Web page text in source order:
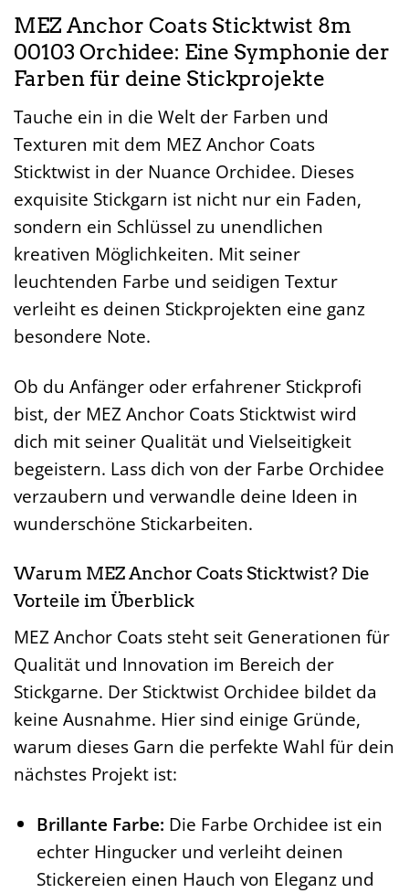
MEZ Anchor Coats Sticktwist 8m
00103 Orchidee: Eine Symphonie der
Farben für deine Stickprojekte
Tauche ein in die Welt der Farben und
Texturen mit dem MEZ Anchor Coats
Sticktwist in der Nuance Orchidee. Dieses
exquisite Stickgarn ist nicht nur ein Faden,
sondern ein Schlüssel zu unendlichen
kreativen Möglichkeiten. Mit seiner
leuchtenden Farbe und seidigen Textur
verleiht es deinen Stickprojekten eine ganz
besondere Note.
Ob du Anfänger oder erfahrener Stickprofi
bist, der MEZ Anchor Coats Sticktwist wird
dich mit seiner Qualität und Vielseitigkeit
begeistern. Lass dich von der Farbe Orchidee
verzaubern und verwandle deine Ideen in
wunderschöne Stickarbeiten.
Warum MEZ Anchor Coats Sticktwist? Die
Vorteile im Überblick
MEZ Anchor Coats steht seit Generationen für
Qualität und Innovation im Bereich der
Stickgarne. Der Sticktwist Orchidee bildet da
keine Ausnahme. Hier sind einige Gründe,
warum dieses Garn die perfekte Wahl für dein
nächstes Projekt ist:
Brillante Farbe: Die Farbe Orchidee ist ein
echter Hingucker und verleiht deinen
Stickereien einen Hauch von Eleganz und